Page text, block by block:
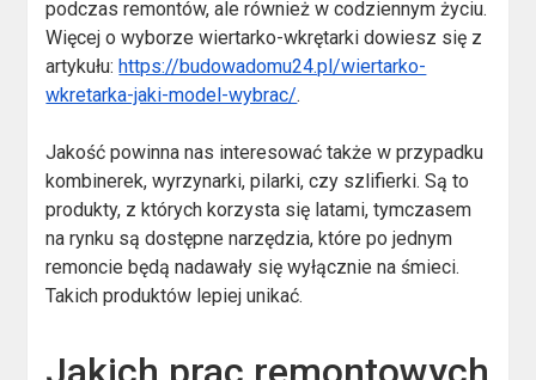
podczas remontów, ale również w codziennym życiu.
Więcej o wyborze wiertarko-wkrętarki dowiesz się z
artykułu: https://budowadomu24.pl/wiertarko-
wkretarka-jaki-model-wybrac/.
Jakość powinna nas interesować także w przypadku
kombinerek, wyrzynarki, pilarki, czy szlifierki. Są to
produkty, z których korzysta się latami, tymczasem
na rynku są dostępne narzędzia, które po jednym
remoncie będą nadawały się wyłącznie na śmieci.
Takich produktów lepiej unikać.